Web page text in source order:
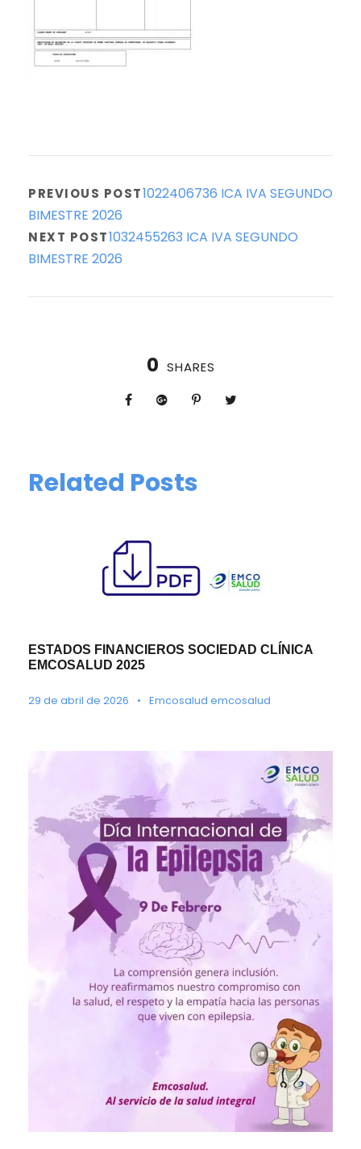
PREVIOUS POST1022406736 ICA IVA SEGUNDO
BIMESTRE 2026
NEXT POST1032455263 ICA IVA SEGUNDO
BIMESTRE 2026
0 SHARES
Related Posts
ESTADOS FINANCIEROS SOCIEDAD CLÍNICA
EMCOSALUD 2025
29 de abril de 2026 • Emcosalud emcosalud